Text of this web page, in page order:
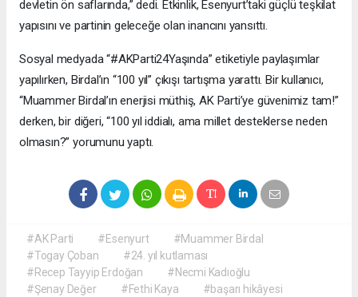
devletin ön saflarında,” dedi. Etkinlik, Esenyurt’taki güçlü teşkilat
yapısını ve partinin geleceğe olan inancını yansıttı.
Sosyal medyada “#AKParti24Yaşında” etiketiyle paylaşımlar
yapılırken, Birdal’ın “100 yıl” çıkışı tartışma yarattı. Bir kullanıcı,
“Muammer Birdal’ın enerjisi müthiş, AK Parti’ye güvenimiz tam!”
derken, bir diğeri, “100 yıl iddialı, ama millet desteklerse neden
olmasın?” yorumunu yaptı.
#AK Parti #Esenyurt
#Muammer Birdal
#Togay Çoban
#24. yıl kutlaması
#Recep Tayyip Erdoğan
#Necmi Kadıoğlu
#Şenay Değer
#Fethi Kaya #başarı hikâyesi